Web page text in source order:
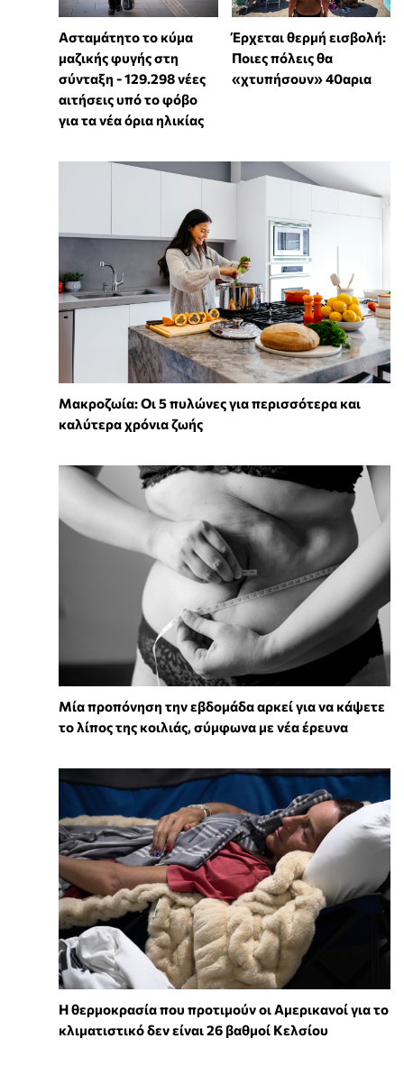
Ασταμάτητο το κύμα
μαζικής φυγής στη
σύνταξη - 129.298 νέες
αιτήσεις υπό το φόβο
για τα νέα όρια ηλικίας
Έρχεται θερμή εισβολή:
Ποιες πόλεις θα
«χτυπήσουν» 40αρια
Mακροζωία: Οι 5 πυλώνες για περισσότερα και
καλύτερα χρόνια ζωής
Μία προπόνηση την εβδομάδα αρκεί για να κάψετε
το λίπος της κοιλιάς, σύμφωνα με νέα έρευνα
Η θερμοκρασία που προτιμούν οι Αμερικανοί για το
κλιματιστικό δεν είναι 26 βαθμοί Κελσίου